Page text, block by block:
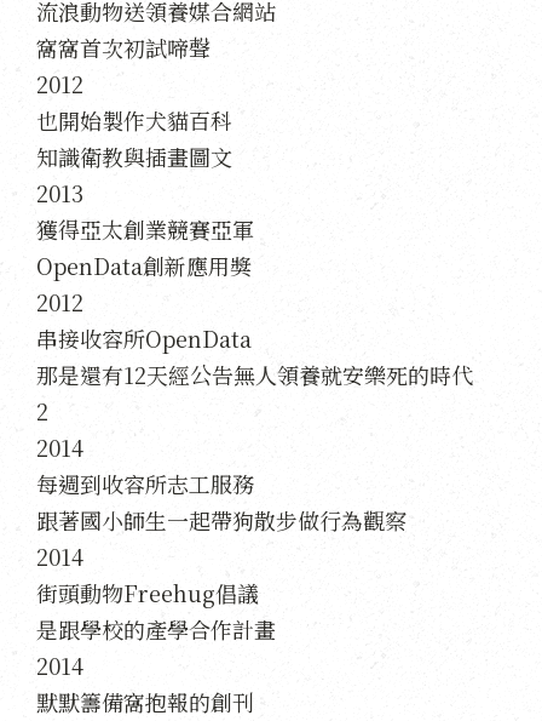
流浪動物送領養媒合網站
窩窩首次初試啼聲
2012
也開始製作犬貓百科
知識衛教與插畫圖文
2013
獲得亞太創業競賽亞軍
OpenData創新應用獎
2012
串接收容所OpenData
那是還有12天經公告無人領養就安樂死的時代
2
2014
每週到收容所志工服務
跟著國小師生一起帶狗散步做行為觀察
2014
街頭動物Freehug倡議
是跟學校的產學合作計畫
2014
默默籌備窩抱報的創刊